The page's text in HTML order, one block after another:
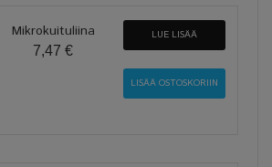
Mikrokuituliina
7,47 €
LUE LISÄÄ